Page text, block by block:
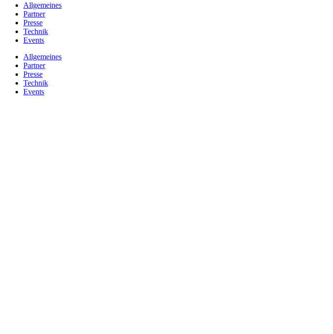
Allgemeines
Partner
Presse
Technik
Events
Allgemeines
Partner
Presse
Technik
Events